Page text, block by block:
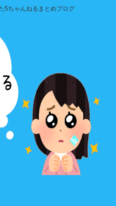
5ちゃんねるまとめブログ